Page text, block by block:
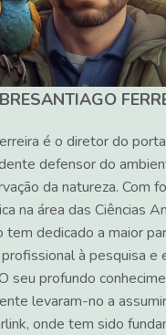
SANTIAGO
é o diretor do
defensor do
da natureza. Com
na área das Ciências
tem dedicado a maior
à pesquisa e
seu profundo
levaram-no a
onde tem sido